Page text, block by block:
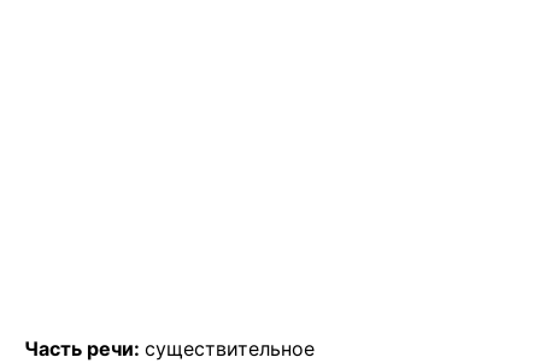
Часть речи: существительное